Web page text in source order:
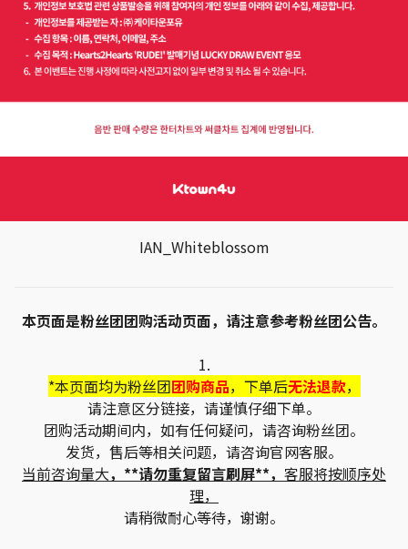
IAN_Whiteblossom
本页面是粉丝团团购活动页面，请注意参考粉丝团公告。
1.
*本页面均为粉丝团团购商品，下单后无法退款，
请注意区分链接，请谨慎仔细下单。
团购活动期间内，如有任何疑问，请咨询粉丝团。
发货，售后等相关问题，请咨询官网客服。
当前咨询量大，**请勿重复留言刷屏**， 客服将按顺序处
理，
请稍微耐心等待，谢谢。